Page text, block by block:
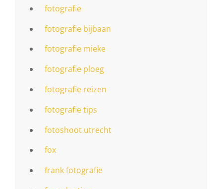
fotografie
fotografie bijbaan
fotografie mieke
fotografie ploeg
fotografie reizen
fotografie tips
fotoshoot utrecht
fox
frank fotografie